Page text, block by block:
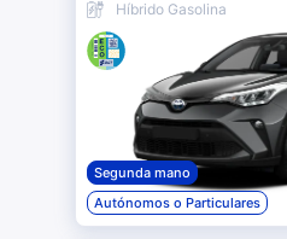
Híbrido Gasolina
Segunda mano
Autónomos o Particulares